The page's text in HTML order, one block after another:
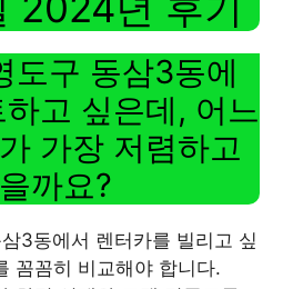
도구 동삼3동에
고 싶은데, 어느
가장 저렴하고
까요?
3동에서 렌터카를 빌리고 싶
꼼꼼히 비교해야 합니다.